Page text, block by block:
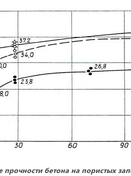
прочности бетона на пористых